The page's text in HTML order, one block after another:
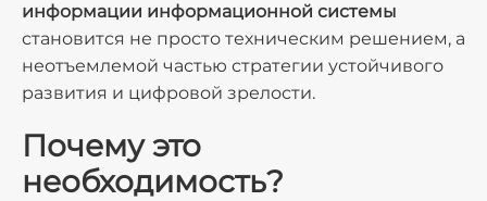
информации информационной системы
становится не просто техническим решением, а
неотъемлемой частью стратегии устойчивого
развития и цифровой зрелости.
Почему это
необходимость?